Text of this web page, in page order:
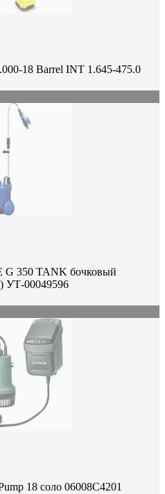
18 Barrel INT 1.645-475.0
G 350 TANK бочковый
УТ-00049596
18 соло 06008C4201